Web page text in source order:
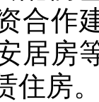
合作
居房
住房